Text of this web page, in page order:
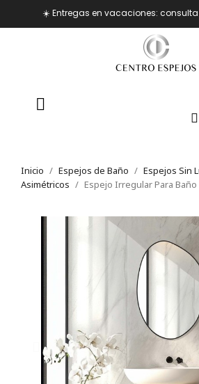
☀️ Entregas en vacaciones:
Inicio Espejos de Baño Espejos Sin
Asimétricos
Espejo Irregular Para